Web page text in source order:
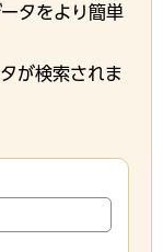
タをより簡単
が検索されま